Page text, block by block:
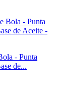
- Punta
de...